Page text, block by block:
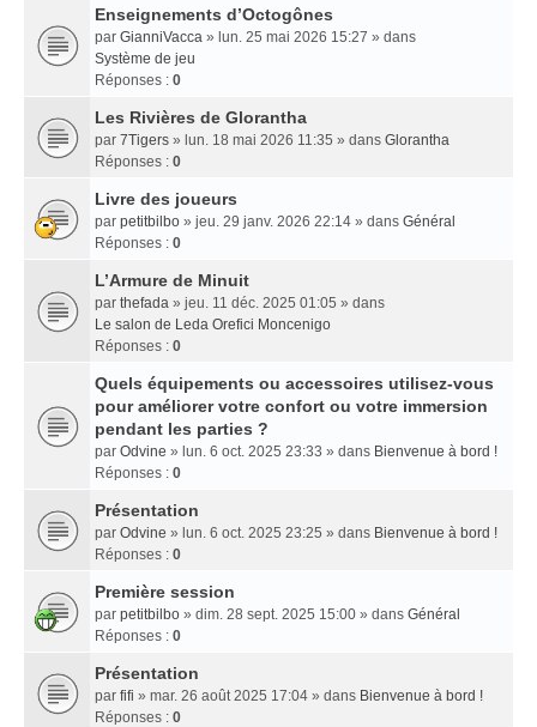
Enseignements dʼOctogônes
par GianniVacca » lun. 25 mai 2026 15:27 » dans
Système de jeu
Réponses : 0
Les Rivières de Glorantha
par 7Tigers » lun. 18 mai 2026 11:35 » dans Glorantha
Réponses : 0
Livre des joueurs
par petitbilbo » jeu. 29 janv. 2026 22:14 » dans Général
Réponses : 0
L’Armure de Minuit
par thefada » jeu. 11 déc. 2025 01:05 » dans
Le salon de Leda Orefici Moncenigo
Réponses : 0
Quels équipements ou accessoires utilisez-vous
pour améliorer votre confort ou votre immersion
pendant les parties ?
par Odvine » lun. 6 oct. 2025 23:33 » dans Bienvenue à bord !
Réponses : 0
Présentation
par Odvine » lun. 6 oct. 2025 23:25 » dans Bienvenue à bord !
Réponses : 0
Première session
par petitbilbo » dim. 28 sept. 2025 15:00 » dans Général
Réponses : 0
Présentation
par fifi » mar. 26 août 2025 17:04 » dans Bienvenue à bord !
Réponses : 0